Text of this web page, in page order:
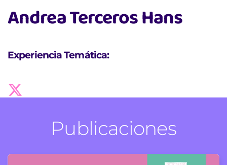
Andrea Terceros Hans
Experiencia Temática:
Publicaciones